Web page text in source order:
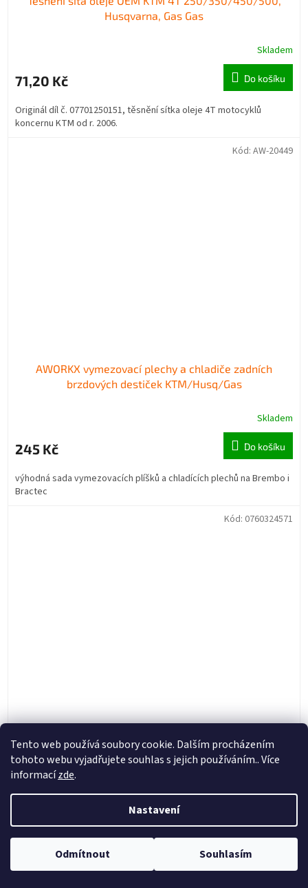
Tento web používá soubory cookie. Dalším procházením
tohoto webu vyjadřujete souhlas s jejich používáním.. Více
informacízde.
Nastavení
Odmítnout Souhlasím
Husqvarna, Gas Gas
Skladem
71,20 Kč Do košíku
Originál díl č. 07701250151, těsnění sítka oleje 4T motocyklů
koncernu KTM od r. 2006.
AWORKX vymezovací plechy a chladiče zadních
brzdových destiček KTM/Husq/Gas
Skladem
245 Kč Do košíku
výhodná sada vymezovacích plíšků a chladících plechů na Brembo i
Bractec
Kód: AW-20449
2014- , Gas Gas 2021- , Husaberg
Originál díl OEM KTM č. 0760324571, simmering, gufero hnací
Kód: 0760324571